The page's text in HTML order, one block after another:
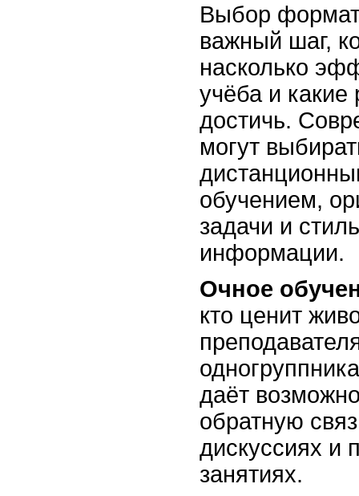
Выбор
важный шаг,
насколько
учёба и какие
достичь.
могут
обучением,
задачи и
информации.
Очное
кто ценит
даёт
обратную
дискуссиях и
занятиях.